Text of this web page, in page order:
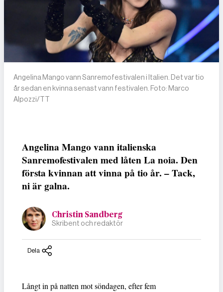
Angelina Mango vann Sanremofestivalen i Italien. Det var tio
år sedan en kvinna senast vann festivalen. Foto: Marco
Alpozzi/TT
Angelina Mango vann italienska
Sanremofestivalen med låten La noia. Den
första kvinnan att vinna på tio år. – Tack,
ni är galna.
Christin Sandberg
Skribent och redaktör
Dela
Långt in på natten mot söndagen, efter fem